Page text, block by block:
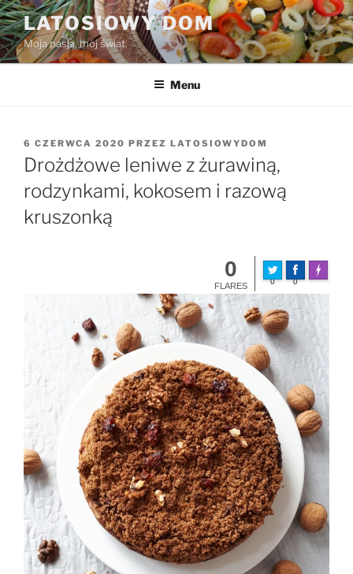
Przejdź
do
treści
LATOSIOWY DOM
Moja pasja, mój świat.
Menu
OPUBLIKOWANE
W
6 CZERWCA 2020 PRZEZ LATOSIOWYDOM
Drożdżowe leniwe z żurawiną,
rodzynkami, kokosem i razową
kruszonką
0
FLARES 0 0
Made with